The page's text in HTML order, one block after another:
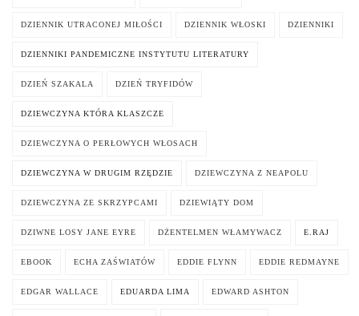
DZIENNIK UTRACONEJ MIŁOŚCI DZIENNIK WŁOSKI DZIENNIKI
DZIENNIKI PANDEMICZNE INSTYTUTU LITERATURY
DZIEŃ SZAKALA DZIEŃ TRYFIDÓW
DZIEWCZYNA KTÓRA KLASZCZE
DZIEWCZYNA O PERŁOWYCH WŁOSACH
DZIEWCZYNA W DRUGIM RZĘDZIE DZIEWCZYNA Z NEAPOLU
DZIEWCZYNA ZE SKRZYPCAMI DZIEWIĄTY DOM
DZIWNE LOSY JANE EYRE DŻENTELMEN WŁAMYWACZ E.RAJ
EBOOK ECHA ZAŚWIATÓW EDDIE FLYNN EDDIE REDMAYNE
EDGAR WALLACE EDUARDA LIMA EDWARD ASHTON